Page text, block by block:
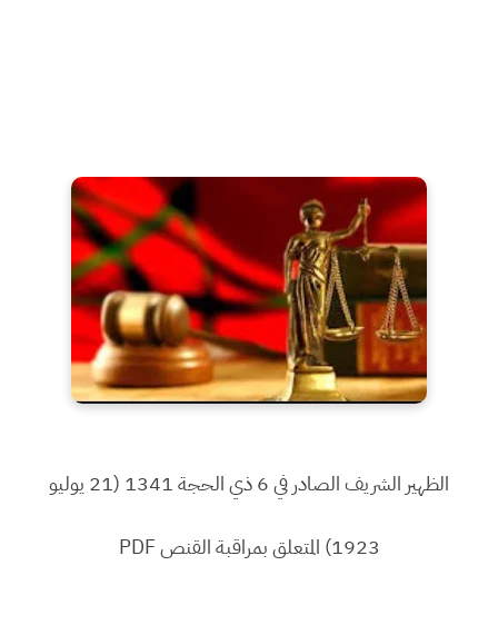
الظهير الشريف الصادر في 6 ذي الحجة 1341 (21 يوليو
1923) المتعلق بمراقبة القنص PDF